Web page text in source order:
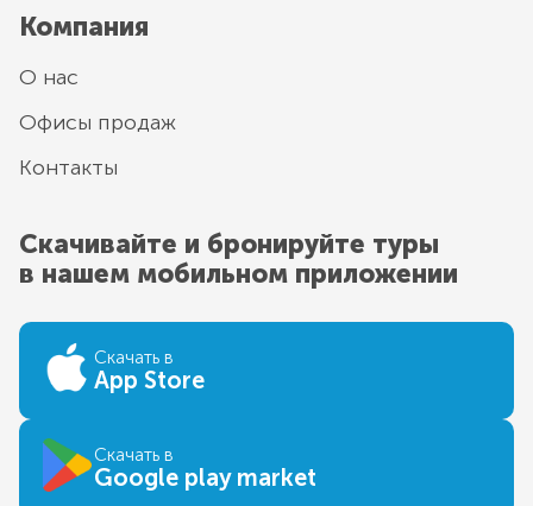
Компания
О нас
Офисы продаж
Контакты
Скачивайте и бронируйте туры
в нашем мобильном приложении
Скачать в
App Store
Скачать в
Google play market